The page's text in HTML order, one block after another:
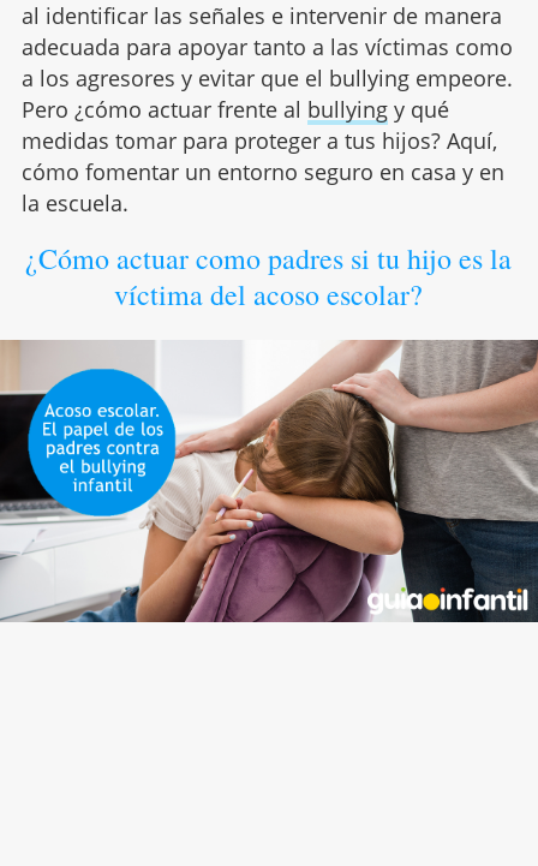
al identificar las señales e intervenir de manera
adecuada para apoyar tanto a las víctimas como
a los agresores y evitar que el bullying empeore.
Pero ¿cómo actuar frente al bullyingy qué
medidas tomar para proteger a tus hijos? Aquí,
cómo fomentar un entorno seguro en casa y en
la escuela.
¿Cómo actuar como padres si tu hijo es la
víctima del acoso escolar?